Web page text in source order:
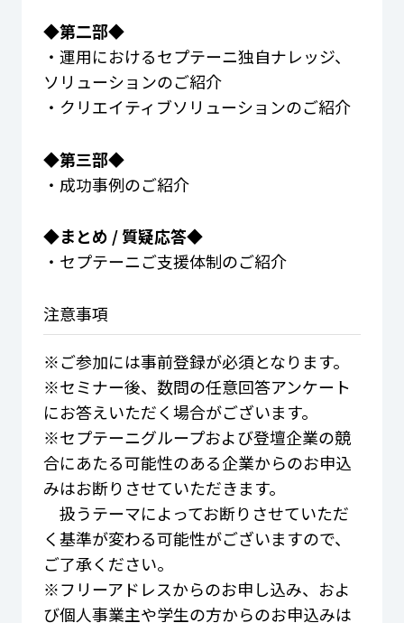
◆第二部◆
・運用におけるセプテーニ独自ナレッジ、
ソリューションのご紹介
・クリエイティブソリューションのご紹介
◆第三部◆
・成功事例のご紹介
◆まとめ / 質疑応答◆
・セプテーニご支援体制のご紹介
注意事項
※ご参加には事前登録が必須となります。
※セミナー後、数問の任意回答アンケート
にお答えいただく場合がございます。
※セプテーニグループおよび登壇企業の競
合にあたる可能性のある企業からのお申込
みはお断りさせていただきます。
扱うテーマによってお断りさせていただ
く基準が変わる可能性がございますので、
ご了承ください。
※フリーアドレスからのお申し込み、およ
び個人事業主や学生の方からのお申込みは